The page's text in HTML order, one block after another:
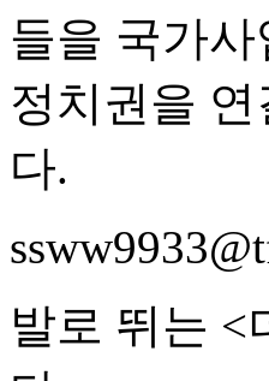
들을 국가
정치권을
다.
발로 뛰는 <